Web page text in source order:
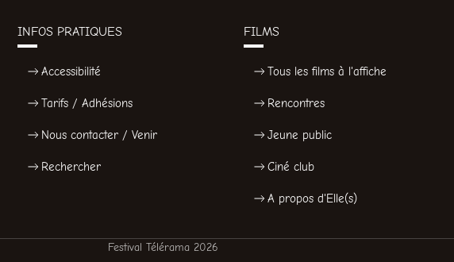
INFOS PRATIQUES
Accessibilité
Tarifs / Adhésions
Nous contacter / Venir
Rechercher
FILMS
Tous les films à l'affiche
Rencontres
Jeune public
Ciné club
A propos d'Elle(s)
Festival Télérama 2026